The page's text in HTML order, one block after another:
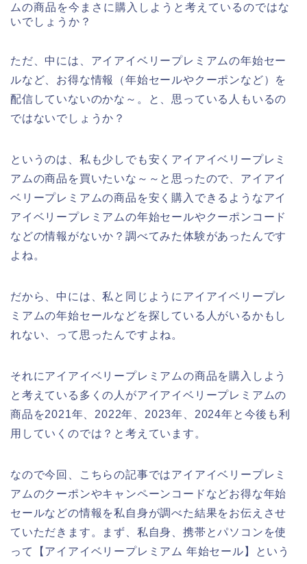
ムの商品を今まさに購入しようと考えているのではな
いでしょうか？
ただ、中には、アイアイベリープレミアムの年始セー
ルなど、お得な情報（年始セールやクーポンなど）を
配信していないのかな～。と、思っている人もいるの
ではないでしょうか？
というのは、私も少しでも安くアイアイベリープレミ
アムの商品を買いたいな～～と思ったので、アイアイ
ベリープレミアムの商品を安く購入できるようなアイ
アイベリープレミアムの年始セールやクーポンコード
などの情報がないか？調べてみた体験があったんです
よね。
だから、中には、私と同じようにアイアイベリープレ
ミアムの年始セールなどを探している人がいるかもし
れない、って思ったんですよね。
それにアイアイベリープレミアムの商品を購入しよう
と考えている多くの人がアイアイベリープレミアムの
商品を2021年、2022年、2023年、2024年と今後も利
用していくのでは？と考えています。
なので今回、こちらの記事ではアイアイベリープレミ
アムのクーポンやキャンペーンコードなどお得な年始
セールなどの情報を私自身が調べた結果をお伝えさせ
ていただきます。まず、私自身、携帯とパソコンを使
って【アイアイベリープレミアム 年始セール】という